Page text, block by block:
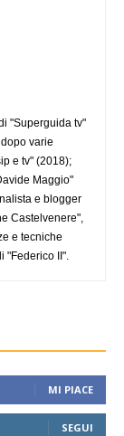
"Superguida tv"
varie
e tv" (2018);
Maggio"
e blogger
Castelvenere",
e tecniche
"Federico II".
MI PIACE
SEGUI